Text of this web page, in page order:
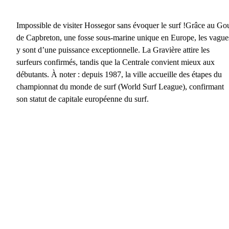
Impossible de visiter Hossegorsans évoquer le surf !Grâce au
de Capbreton, une fosse sous-marine unique en Europe, les
y sont d’une puissance exceptionnelle. La Gravière attire les
surfeurs confirmés, tandis que la Centrale convient mieux aux
débutants. À noter : depuis 1987, la ville accueille des étapes du
championnat du monde de surf(World Surf League), confirmant
son statut de capitale européenne du surf.